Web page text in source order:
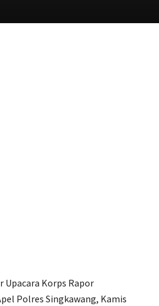
Upacara Korps Rapor
Polres Singkawang, Kamis